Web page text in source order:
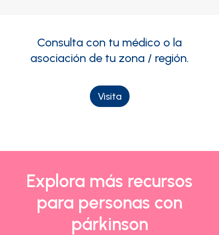
Consulta con tu médico o la
asociación de tu zona / región.
Visita
Explora más recursos
para personas con
párkinson